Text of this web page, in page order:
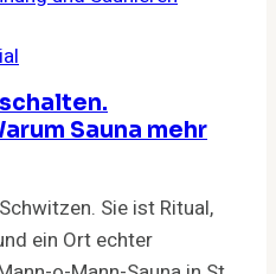
Sauna mehr
Sie ist Ritual,
ein Ort echter